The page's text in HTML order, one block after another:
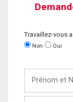
Travaillez-vous
Non Oui
Nom